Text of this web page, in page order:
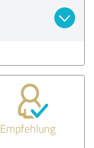
Empfehlung